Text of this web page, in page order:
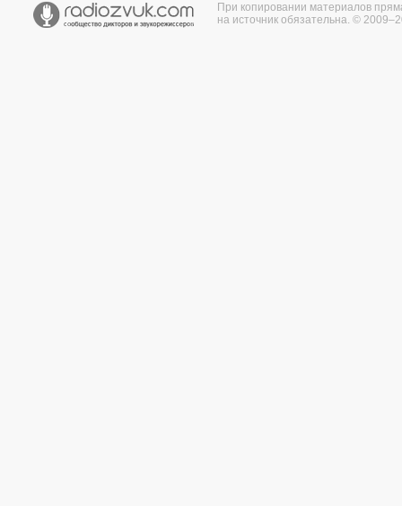
При копировании материалов
на источник обязательна. ©